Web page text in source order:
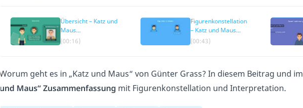
Übersicht – Katz und
Maus
Zusammenfassung
(00:16)
Figurenkonstellation
– Katz und Maus
Zusammenfassung
(00:43)
Worum geht es in „Katz und Maus“ von Günter Grass? In diesem Beitrag und im
und Maus“ Zusammenfassung mit Figurenkonstellation und Interpretation.